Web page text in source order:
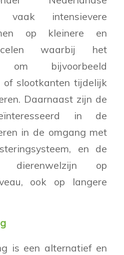
vaak intensievere
op kleinere en
waarbij het
bijvoorbeeld
of slootkanten tijdelijk
Daarnaast zijn de
in de
in de omgang met
en de
dierenwelzijn op
ook op langere
is een alternatief en